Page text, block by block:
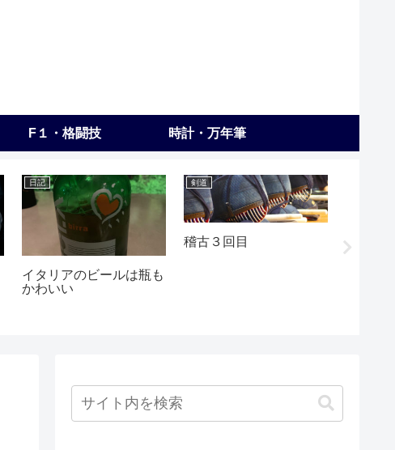
F１・格闘技 時計・万年筆
日記
イタリアのビールは瓶も
かわいい
剣道
稽古３回目